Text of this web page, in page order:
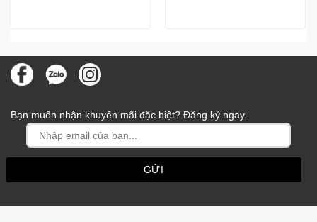
Bạn muốn nhận khuyến mãi đặc biệt? Đăng ký ngay.